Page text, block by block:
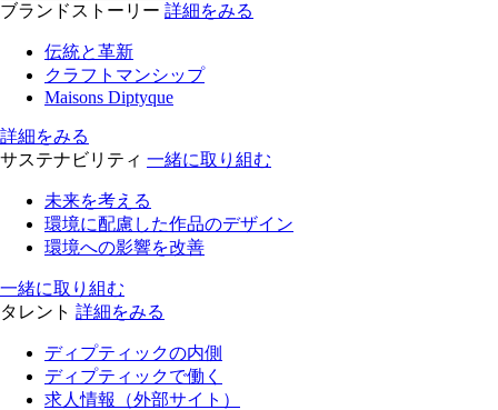
ブランドストーリー 詳細をみる
伝統と革新
クラフトマンシップ
Maisons Diptyque
詳細をみる
サステナビリティ 一緒に取り組む
未来を考える
環境に配慮した作品のデザイン
環境への影響を改善
一緒に取り組む
タレント 詳細をみる
ディプティックの内側
ディプティックで働く
求人情報（外部サイト）